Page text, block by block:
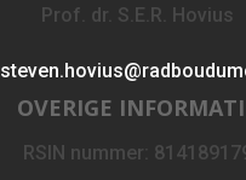
Prof. dr. S.E.R. Hovius
OVERIGE
RSIN nummer: